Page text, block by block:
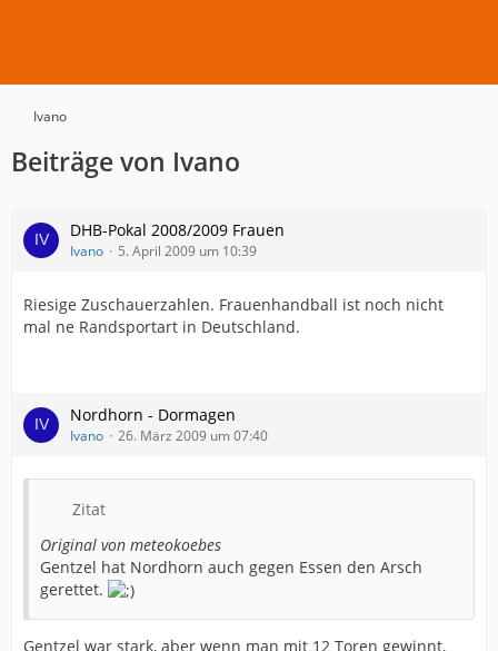
Ivano
Beiträge von Ivano
DHB-Pokal 2008/2009 Frauen
Ivano 5. April 2009 um 10:39
Riesige Zuschauerzahlen. Frauenhandball ist noch nicht
mal ne Randsportart in Deutschland.
Nordhorn - Dormagen
Ivano 26. März 2009 um 07:40
Zitat
Original von meteokoebes
Gentzel hat Nordhorn auch gegen Essen den Arsch
gerettet.
Gentzel war stark, aber wenn man mit 12 Toren gewinnt,